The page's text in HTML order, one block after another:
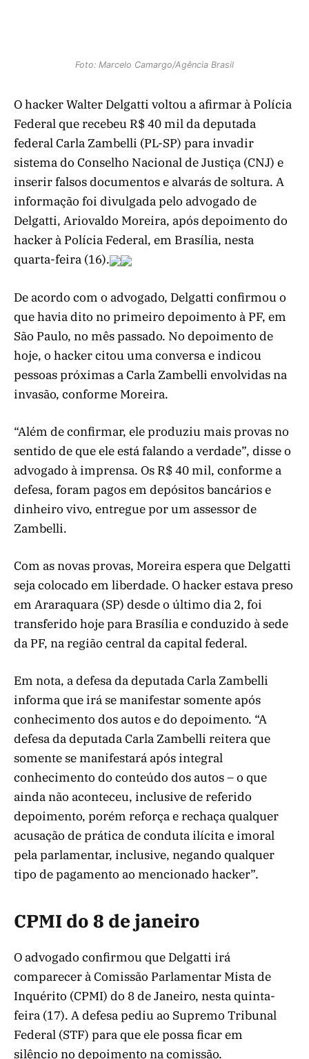
Foto: Marcelo Camargo/Agência Brasil
O hacker Walter Delgatti voltou a afirmar à Polícia
Federal que recebeu R$ 40 mil da deputada
federal Carla Zambelli (PL-SP) para invadir
sistema do Conselho Nacional de Justiça (CNJ) e
inserir falsos documentos e alvarás de soltura. A
informação foi divulgada pelo advogado de
Delgatti, Ariovaldo Moreira, após depoimento do
hacker à Polícia Federal, em Brasília, nesta
quarta-feira (16).
De acordo com o advogado, Delgatti confirmou o
que havia dito no primeiro depoimento à PF, em
São Paulo, no mês passado. No depoimento de
hoje, o hacker citou uma conversa e indicou
pessoas próximas a Carla Zambelli envolvidas na
invasão, conforme Moreira.
“Além de confirmar, ele produziu mais provas no
sentido de que ele está falando a verdade”, disse o
advogado à imprensa. Os R$ 40 mil, conforme a
defesa, foram pagos em depósitos bancários e
dinheiro vivo, entregue por um assessor de
Zambelli.
Com as novas provas, Moreira espera que Delgatti
seja colocado em liberdade. O hacker estava preso
em Araraquara (SP) desde o último dia 2, foi
transferido hoje para Brasília e conduzido à sede
da PF, na região central da capital federal.
Em nota, a defesa da deputada Carla Zambelli
informa que irá se manifestar somente após
conhecimento dos autos e do depoimento. “A
defesa da deputada Carla Zambelli reitera que
somente se manifestará após integral
conhecimento do conteúdo dos autos – o que
ainda não aconteceu, inclusive de referido
depoimento, porém reforça e rechaça qualquer
acusação de prática de conduta ilícita e imoral
pela parlamentar, inclusive, negando qualquer
tipo de pagamento ao mencionado hacker”.
CPMI do 8 de janeiro
O advogado confirmou que Delgatti irá
comparecer à Comissão Parlamentar Mista de
Inquérito (CPMI) do 8 de Janeiro, nesta quinta-
feira (17). A defesa pediu ao Supremo Tribunal
Federal (STF) para que ele possa ficar em
silêncio no depoimento na comissão.